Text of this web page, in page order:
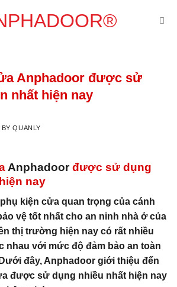
Anphadoor được sử
nhất hiện nay
BYQUANLY
Anphadoorđược sử dụng
nay
kiện cửa quan trọng của cánh
vệ tốt nhất cho an ninh nhà ở của
thị trường hiện nay có rất nhiều
nhau với mức độ đảm bảo an toàn
đây, Anphadoor giới thiệu đến
được sử dụng nhiều nhất hiện nay